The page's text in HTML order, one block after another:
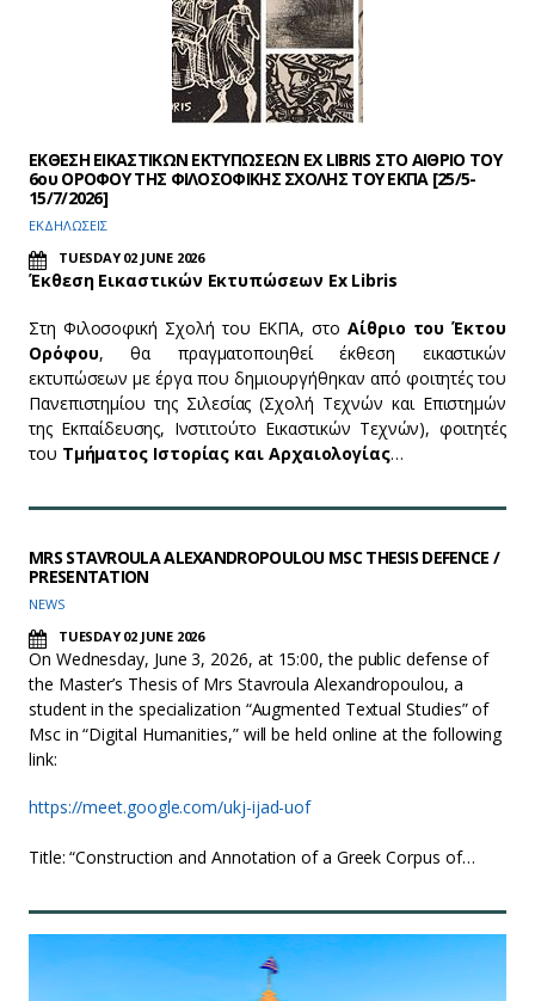
ΕΚΘΕΣΗ ΕΙΚΑΣΤΙΚΩΝ ΕΚΤΥΠΩΣΕΩΝ EX LIBRIS ΣΤΟ ΑΙΘΡΙΟ ΤΟΥ
6ου ΟΡΟΦΟΥ ΤΗΣ ΦΙΛΟΣΟΦΙΚΗΣ ΣΧΟΛΗΣ ΤΟΥ ΕΚΠΑ [25/5-
15/7/2026]
ΕΚΔΗΛΩΣΕΙΣ
TUESDAY 02 JUNE 2026
Έκθεση Εικαστικών Εκτυπώσεων Ex Libris
Στη Φιλοσοφική Σχολή του ΕΚΠΑ, στο Αίθριο του Έκτου
Ορόφου, θα πραγματοποιηθεί έκθεση εικαστικών
εκτυπώσεων με έργα που δημιουργήθηκαν από φοιτητές του
Πανεπιστημίου της Σιλεσίας (Σχολή Τεχνών και Επιστημών
της Εκπαίδευσης, Ινστιτούτο Εικαστικών Τεχνών), φοιτητές
του Τμήματος Ιστορίας και Αρχαιολογίας…
MRS STAVROULA ALEXANDROPOULOU MSC THESIS DEFENCE /
PRESENTATION
NEWS
TUESDAY 02 JUNE 2026
On Wednesday, June 3, 2026, at 15:00, the public defense of
the Master’s Thesis of Mrs Stavroula Alexandropoulou, a
student in the specialization “Augmented Textual Studies” of
Msc in “Digital Humanities,” will be held online at the following
link:
https://meet.google.com/ukj-ijad-uof
Title: “Construction and Annotation of a Greek Corpus of…